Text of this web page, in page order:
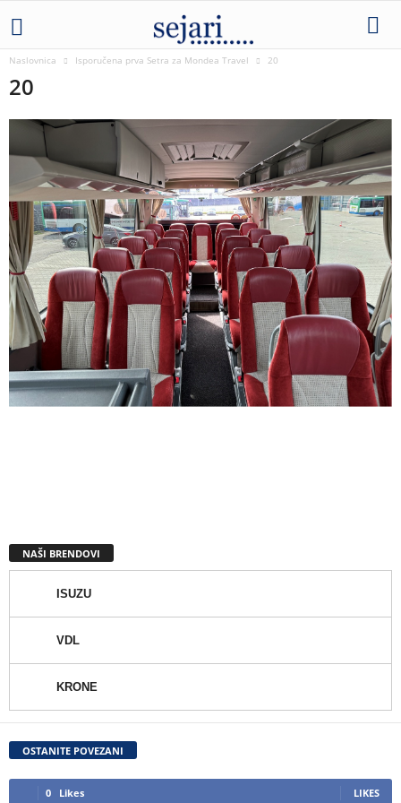
Naslovnica Isporučena prva Setra za Mondea Travel 20
20
NAŠI BRENDOVI
ISUZU
VDL
KRONE
OSTANITE POVEZANI
0 Likes LIKES